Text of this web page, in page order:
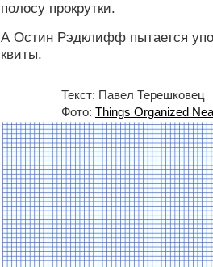
полосу прокрутки.
А Остин Рэдклифф пытается
квиты.
Текст: Павел Терешковец
Фото: Things Organized